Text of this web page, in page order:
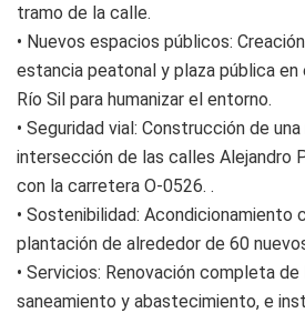
tramo de la calle.
• Nuevos espacios públicos:
estancia peatonal y plaza pública
Río Sil para humanizar el entorno.
• Seguridad vial: Construcción de
intersección de las calles Alejandro
con la carretera O-0526. .
• Sostenibilidad: Acondicionamiento
plantación de alrededor de 60
• Servicios: Renovación completa
saneamiento y abastecimiento, e